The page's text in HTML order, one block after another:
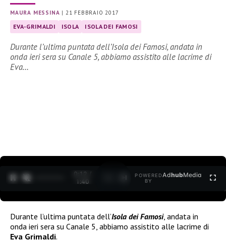
MAURA MESSINA | 21 FEBBRAIO 2017
EVA-GRIMALDI ISOLA ISOLA DEI FAMOSI
Durante l’ultima puntata dell’Isola dei Famosi, andata in
onda ieri sera su Canale 5, abbiamo assistito alle lacrime di
Eva…
0:12 /
1:40
POWERED
BY
AdhubMedia
Durante l’ultima puntata dell’Isola dei Famosi, andata in
onda ieri sera su Canale 5, abbiamo assistito alle lacrime di
Eva Grimaldi.